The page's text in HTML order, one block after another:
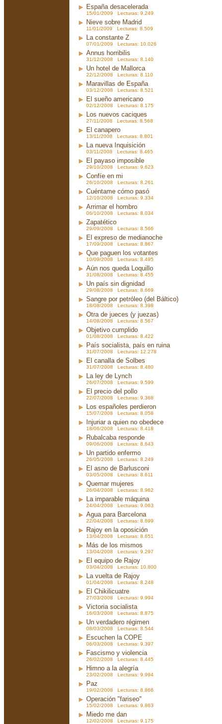
España desacelerada
15/01/2009 Lecturas: 9.249
Nieve sobre Madrid
11/01/2009 Lecturas: 8.509
La constante Z
07/01/2009 Lecturas: 10.026
Annus horribilis
31/12/2008 Lecturas: 8.140
Un hotel de Mallorca
22/12/2008 Lecturas: 8.110
Maravillas de España
03/12/2008 Lecturas: 8.521
El sueño americano
02/12/2008 Lecturas: 8.175
Los nuevos caciques
27/11/2008 Lecturas: 8.568
El canapero
13/11/2008 Lecturas: 8.801
La nueva Inquisición
03/11/2008 Lecturas: 8.465
El payaso imposible
29/10/2008 Lecturas: 9.623
Confíe en mi
26/10/2008 Lecturas: 8.261
Cuéntame cómo pasó
12/10/2008 Lecturas: 9.334
Arrimar el hombro
06/10/2008 Lecturas: 8.034
Zapatético
29/09/2008 Lecturas: 8.566
El expreso de medianoche
17/09/2008 Lecturas: 8.867
Que paguen los votantes
10/09/2008 Lecturas: 8.495
Aún nos queda Loquillo
31/08/2008 Lecturas: 8.455
Un país sin dignidad
29/08/2008 Lecturas: 8.669
Sangre por petróleo (del Báltico)
18/08/2008 Lecturas: 8.398
Otra de jueces (y juezas)
14/08/2008 Lecturas: 8.567
Objetivo cumplido
01/08/2008 Lecturas: 8.422
País socialista, país en ruina
31/07/2008 Lecturas: 12.278
El canalla de Solbes
31/07/2008 Lecturas: 8.480
La ley de Lynch
26/07/2008 Lecturas: 9.599
El precio del pollo
22/07/2008 Lecturas: 9.368
Los españoles perdieron
15/07/2008 Lecturas: 8.058
Injuriar a quien no obedece
18/06/2008 Lecturas: 8.418
Rubalcaba responde
09/06/2008 Lecturas: 8.643
Un partido enfermo
26/05/2008 Lecturas: 8.249
El asno de Barlusconi
03/05/2008 Lecturas: 8.611
Quemar mujeres
26/04/2008 Lecturas: 8.962
La imparable máquina
24/04/2008 Lecturas: 9.063
Agua para Barcelona
22/04/2008 Lecturas: 8.699
Rajoy en la oposición
13/04/2008 Lecturas: 8.651
Más de los mismos
13/04/2008 Lecturas: 9.297
El equipo de Rajoy
03/04/2008 Lecturas: 10.800
La vuelta de Rajoy
01/04/2008 Lecturas: 8.248
El Chikilicuatre
27/03/2008 Lecturas: 9.994
Victoria socialista
16/03/2008 Lecturas: 8.875
Un verdadero régimen
08/03/2008 Lecturas: 8.544
Escuchen la COPE
06/03/2008 Lecturas: 9.397
Fascismo y violencia
26/02/2008 Lecturas: 8.445
Himno a la alegría
23/02/2008 Lecturas: 9.994
Paz
19/02/2008 Lecturas: 8.866
Operación "fariseo"
15/02/2008 Lecturas: 9.863
Miedo me dan
12/02/2008 Lecturas: 9.175